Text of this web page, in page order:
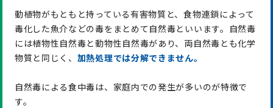
動植物がもともと持っている有害物質と、食物連鎖によって
毒化した魚介などの毒をまとめて自然毒といいます。自然毒
には植物性自然毒と動物性自然毒があり、両自然毒とも化学
物質と同じく、 加熱処理では分解できません。
自然毒による食中毒は、家庭内での発生が多いのが特徴で
す。